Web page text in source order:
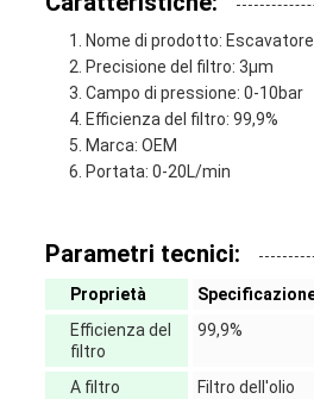
Nome di prodotto:
Precisione del filtro: 3μm
Campo di pressione: 0-10bar
Efficienza del filtro: 99,9%
Marca: OEM
Portata: 0-20L/min
Parametri tecnici:
Proprietà
Efficienza del
filtro
99,9%
A filtro
Filtro dell'olio